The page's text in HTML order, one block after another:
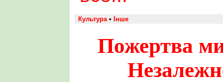
Культура • Інше
Пожертва